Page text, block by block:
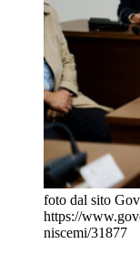
foto dal sito
https://
niscemi/31877